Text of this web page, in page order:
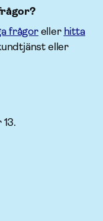
frågoreller hitta
eller